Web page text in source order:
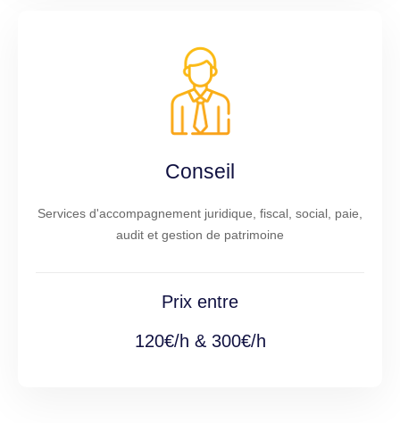
Conseil
Services d'accompagnement juridique, fiscal, social, paie,
audit et gestion de patrimoine
Prix entre
120€/h & 300€/h